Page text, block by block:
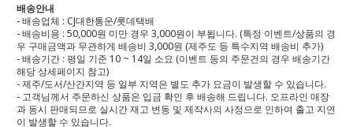
배송안내
- 배송업체 : CJ대한통운/롯데택배
- 배송비용 : 50,000원 미만 경우 3,000원이 부됩니다. (특정 이벤트/상품의 경
우 구매금액과 무관하게 배송비 3,000원 (제주도 등 특수지역 배송비 추가)
- 배송기간 : 평일 기준 10 ~ 14일 소요 (이벤트 등의 주문건의 경우 배송기간
해당 상세페이지 참고)
- 제주/도서/산간지역 등 일부 지역은 별도 추가 요금이 발생할 수 있습니다.
- 고객님께서 주문하신 상품은 입금 확인 후 배송해 드립니다. 오프라인 매장
과 동시 판매되므로 실시간 재고 변동 및 제작사의 사정으로 인하여 출고 지연
이 발생할 수 있습니다.